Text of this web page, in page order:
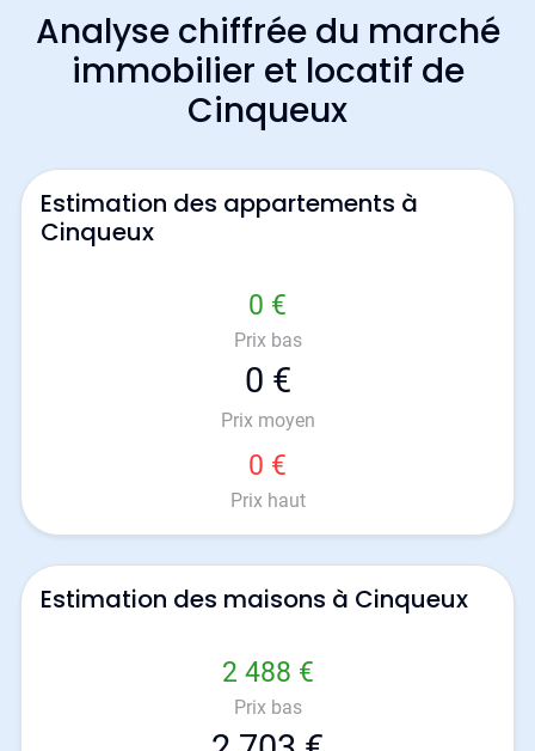
Analyse chiffrée du marché
immobilier et locatif de
Cinqueux
Estimation des appartements à
Cinqueux
0 €
Prix bas
0 €
Prix moyen
0 €
Prix haut
Estimation des maisons à Cinqueux
2 488 €
Prix bas